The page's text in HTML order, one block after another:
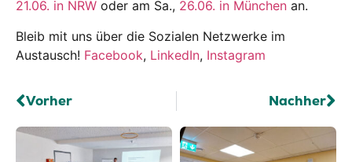
21.06. in NRW oder am Sa., 26.06. in München an.
Bleib mit uns über die Sozialen Netzwerke im
Austausch! Facebook, LinkedIn, Instagram
Vorher Nachher